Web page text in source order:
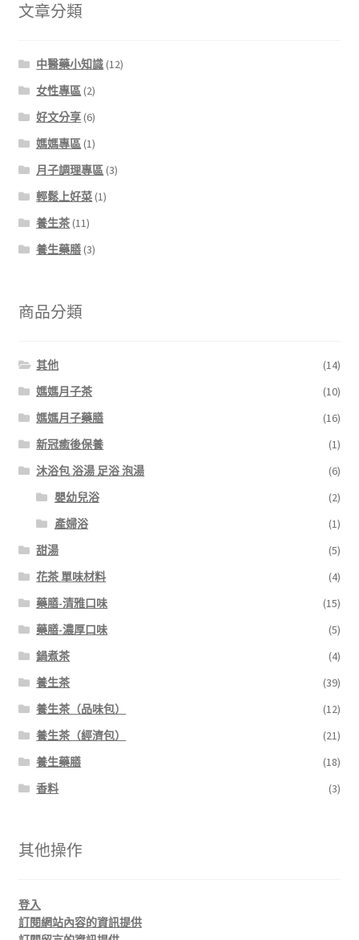
文章分類
中醫藥小知識 (12)
女性專區 (2)
好文分享 (6)
媽媽專區 (1)
月子調理專區 (3)
輕鬆上好菜 (1)
養生茶 (11)
養生藥膳 (3)
商品分類
其他
(14)
媽媽月子茶
(10)
媽媽月子藥膳
(16)
新冠癒後保養
(1)
沐浴包 浴湯 足浴 泡湯
(6)
嬰幼兒浴
(2)
產婦浴
(1)
甜湯
(5)
花茶 單味材料
(4)
藥膳-清雅口味
(15)
藥膳-濃厚口味
(5)
鍋煮茶
(4)
養生茶
(39)
養生茶（品味包）
(12)
養生茶（經濟包）
(21)
養生藥膳
(18)
香料
(3)
其他操作
登入
訂閱網站內容的資訊提供